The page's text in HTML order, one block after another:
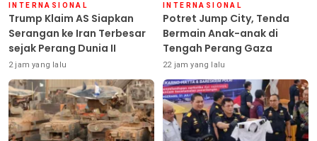
INTERNASIONAL
Trump Klaim AS Siapkan
Serangan ke Iran Terbesar
sejak Perang Dunia II
2 jam yang lalu
INTERNASIONAL
Potret Jump City, Tenda
Bermain Anak-anak di
Tengah Perang Gaza
22 jam yang lalu